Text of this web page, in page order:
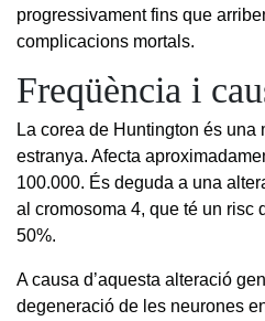
progressivament fins que
complicacions mortals.
Freqüència i
La corea de Huntington és una
estranya. Afecta
100.000. És deguda a una
al cromosoma 4, que té un risc
50%.
A causa d’aquesta alteració
degeneració de les neurones